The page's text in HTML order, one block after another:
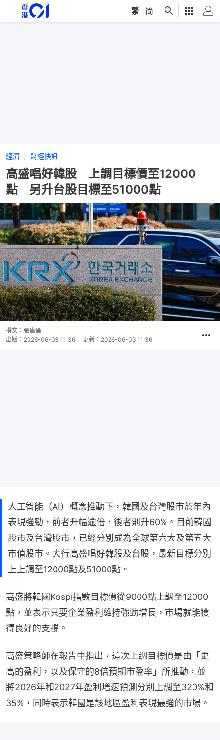
繁 简
經濟 財經快訊
高盛唱好韓股 上調目標價至12000
點 另升台股目標至51000點
撰文： 張偉倫
出版： 2026-06-03 11:36 更新： 2026-06-03 11:36
人工智能（AI）概念推動下，韓國及台灣股市於年內
表現強勁，前者升幅逾倍，後者則升60%。目前韓國
股市及台灣股市，已經分別成為全球第六大及第五大
市值股市。大行高盛唱好韓股及台股，最新目標分別
上上調至12000點及51000點。
高盛將韓國Kospi指數目標價從9000點上調至12000
點，並表示只要企業盈利維持強勁增長，市場就能獲
得良好的支撐。
高盛策略師在報告中指出，這次上調目標價是由「更
高的盈利，以及保守的8倍預期市盈率」所推動，並
將2026年和2027年盈利增速預測分別上調至320%和
35%，同時表示韓國是該地區盈利表現最強的市場。